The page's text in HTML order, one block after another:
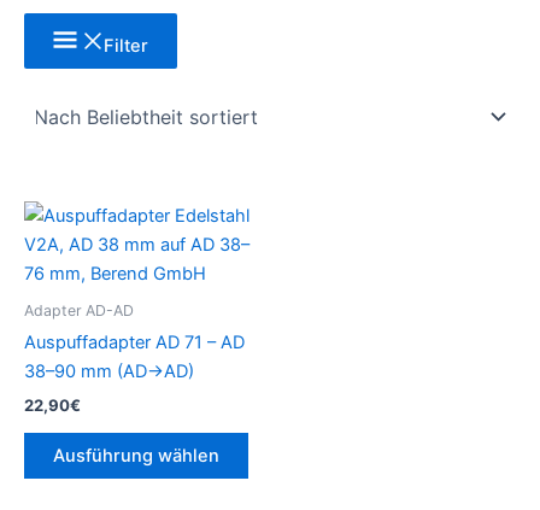
Filter
Adapter AD-AD
Auspuffadapter AD 71 – AD
38–90 mm (AD→AD)
22,90€
Ausführung wählen
Dieses
Produkt
auf